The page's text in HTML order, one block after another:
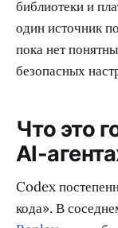
библиотеки и
один источник
пока нет
безопасных
Что это
AI-
Codex
кода». В